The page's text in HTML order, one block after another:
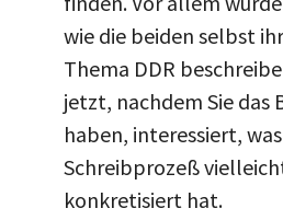
wie die beiden selbst
Thema DDR
jetzt, nachdem Sie das
haben, interessiert,
Schreibprozeß
konkretisiert hat.